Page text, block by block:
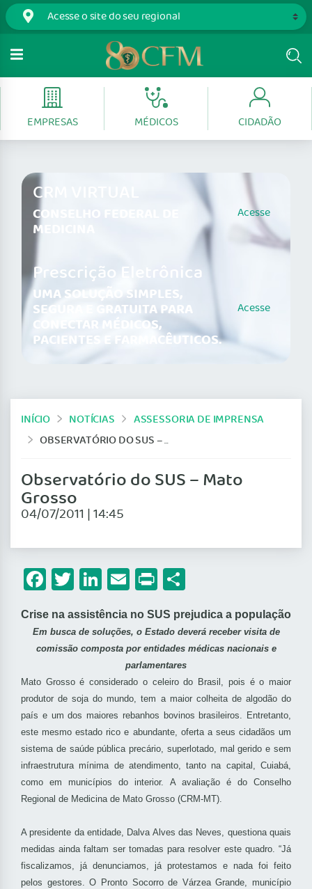
EMPRESAS MÉDICOS CIDADÃO
CRM VIRTUAL
CONSELHO FEDERAL DE
MEDICINA
Acesse
Prescrição Eletrônica
UMA SOLUÇÃO SIMPLES,
SEGURA E GRATUITA PARA
CONECTAR MÉDICOS,
PACIENTES E FARMACÊUTICOS.
Acesse
INÍCIO NOTÍCIAS
ASSESSORIA DE IMPRENSA
OBSERVATÓRIO DO SUS – MATO GROSSO
Observatório do SUS – Mato
Grosso
04/07/2011 | 14:45
Facebook
Twitter
LinkedIn
Email
Print
Crise na assistência no SUS prejudica a população
Em busca de soluções, o Estado deverá receber visita de
comissão composta por entidades médicas nacionais e
parlamentares
Mato Grosso é considerado o celeiro do Brasil, pois é o maior
produtor de soja do mundo, tem a maior colheita de algodão do
país e um dos maiores rebanhos bovinos brasileiros. Entretanto,
este mesmo estado rico e abundante, oferta a seus cidadãos um
sistema de saúde pública precário, superlotado, mal gerido e sem
infraestrutura mínima de atendimento, tanto na capital, Cuiabá,
como em municípios do interior. A avaliação é do Conselho
Regional de Medicina de Mato Grosso (CRM-MT).
A presidente da entidade, Dalva Alves das Neves, questiona quais
medidas ainda faltam ser tomadas para resolver este quadro. “Já
fiscalizamos, já denunciamos, já protestamos e nada foi feito
pelos gestores. O Pronto Socorro de Várzea Grande, município